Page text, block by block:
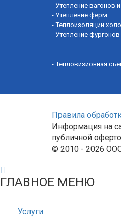
- Утепление вагонов
- Утепление ферм
- Теплоизоляции
- Утепление
- Тепловизионная
Правила
Информация на
публичной
© 2010 - 2026
ГЛАВНОЕ МЕНЮ
Услуги